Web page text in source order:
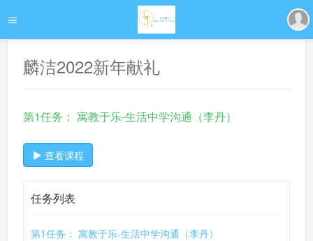
麟洁2022新年献礼
第1任务： 寓教于乐-生活中学沟通（李丹）
查看课程
任务列表
第1任务： 寓教于乐-生活中学沟通（李丹）